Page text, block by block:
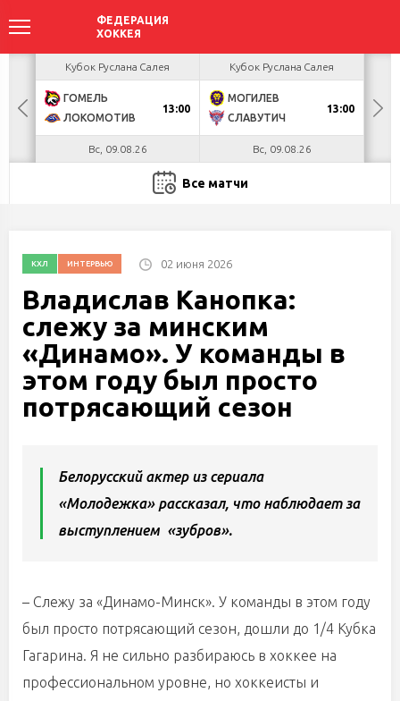
БУЛ
Кубок Руслана Салея
ГОМЕЛЬ
ЛОКОМОТИВ
13:00
Вс, 09.08.26
Кубок Руслана Салея
МОГИЛЕВ
СЛАВУТИЧ
13:00
Вс, 09.08.26
Все матчи
КХЛ ИНТЕРВЬЮ 02 июня 2026
Владислав Канопка:
слежу за минским
«Динамо». У команды в
этом году был просто
потрясающий сезон
Белорусский актер из сериала
«Молодежка» рассказал, что наблюдает за
выступлением «зубров».
– Слежу за «Динамо-Минск». У команды в этом году
был просто потрясающий сезон, дошли до 1/4 Кубка
Гагарина. Я не сильно разбираюсь в хоккее на
профессиональном уровне, но хоккеисты и